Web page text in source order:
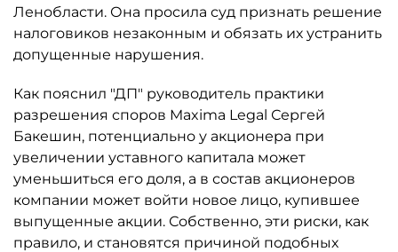
Ленобласти. Она просила суд признать решение
налоговиков незаконным и обязать их устранить
допущенные нарушения.
Как пояснил "ДП" руководитель практики
разрешения споров Maxima Legal Сергей
Бакешин, потенциально у акционера при
увеличении уставного капитала может
уменьшиться его доля, а в состав акционеров
компании может войти новое лицо, купившее
выпущенные акции. Собственно, эти риски, как
правило, и становятся причиной подобных